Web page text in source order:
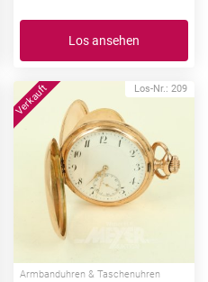
Los ansehen
Los-Nr.: 209
Armbanduhren & Taschenuhren